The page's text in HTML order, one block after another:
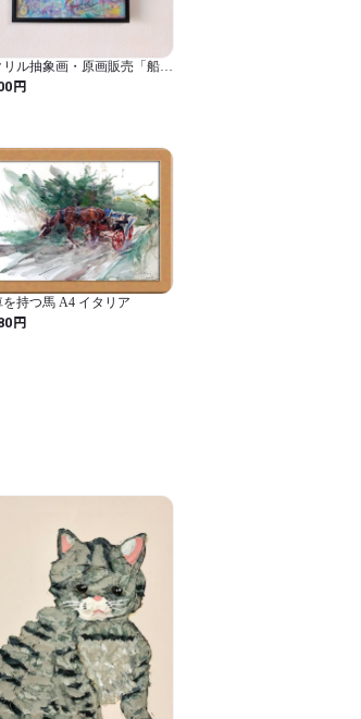
リル抽象画・原画販売「船
円
を持つ馬 A4 イタリア
円